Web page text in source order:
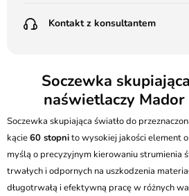
Poczta Polska Kurier 48H - 11 zł
(od 1000 zł dla gabarytów, nie
Pobranie:
Poczta Polska Kurier 48H - 16 zł
Kurier GLS - 20 zł
Przesyłka Gabarytowa - 35 zł
Kontakt z konsultantem
Batalionów Chłopskich 12, 94-058
506 336 320
kontakt@ledstyl.pl
Soczewka
naświetlaczy
Soczewka skupiająca światło do
kącie60 stopnito wysokiej jakości element
myślą o precyzyjnym kierowaniu strumienia
trwałych i odpornych na uszkodzenia
długotrwałą i efektywną pracę w różnych